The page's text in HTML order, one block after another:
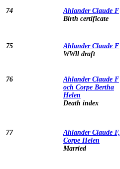
74
Ahlander Claude F
Birth certificate
75
Ahlander Claude F
WWll draft
76
Ahlander Claude F
och Corpe Bertha
Helen
Death index
77
Ahlander Claude F,
Corpe Helen
Married